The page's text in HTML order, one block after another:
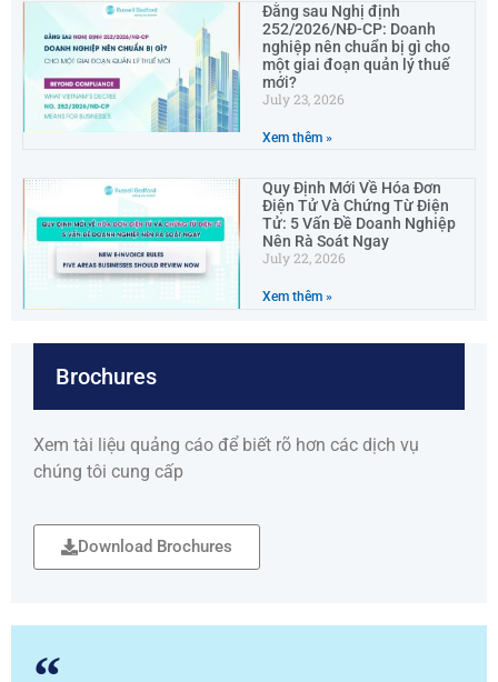
Đằng sau Nghị định
252/2026/NĐ-CP: Doanh
nghiệp nên chuẩn bị gì cho
một giai đoạn quản lý thuế
mới?
July 23, 2026
Xem thêm »
Quy Định Mới Về Hóa Đơn
Điện Tử Và Chứng Từ Điện
Tử: 5 Vấn Đề Doanh Nghiệp
Nên Rà Soát Ngay
July 22, 2026
Xem thêm »
Brochures
Xem tài liệu quảng cáo để biết rõ hơn các dịch vụ
chúng tôi cung cấp
Download Brochures